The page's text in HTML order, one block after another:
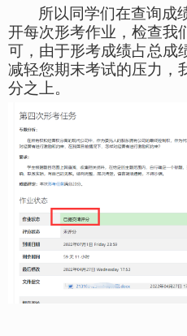
所以同学们在查询成
开每次形考作业，检查我
可，由于形考成绩占总成
减轻您期末考试的压力，
分之上。